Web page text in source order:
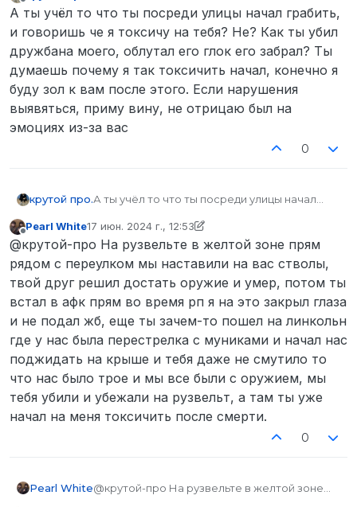
Не в сети
А ты учёл то что ты посреди улицы начал грабить,
и говоришь че я токсичу на тебя? Не? Как ты убил
дружбана моего, облутал его глок его забрал? Ты
думаешь почему я так токсичить начал, конечно я
буду зол к вам после этого. Если нарушения
выявяться, приму вину, не отрицаю был на
эмоциях из-за вас
0
крутой про.А ты учёл то что ты посреди улицы начал
Не? Как ты убил дружбана моего, облутал
его глок его забрал? Ты думаешь почему я
так токсичить начал, конечно я буду зол к
вам после этого. Если нарушения выявяться,
приму вину, не отрицаю был на эмоциях из-за
вас
Не в сети
Pearl White17 июн. 2024 г., 12:53
отредактировано Pearl White
@крутой-про На рузвельте в желтой зоне прям
рядом с переулком мы наставили на вас стволы,
твой друг решил достать оружие и умер, потом ты
встал в афк прям во время рп я на это закрыл глаза
и не подал жб, еще ты зачем-то пошел на линкольн
где у нас была перестрелка с муниками и начал нас
поджидать на крыше и тебя даже не смутило то
что нас было трое и мы все были с оружием, мы
тебя убили и убежали на рузвельт, а там ты уже
начал на меня токсичить после смерти.
0
Pearl White@крутой-про На рузвельте в желтой зоне